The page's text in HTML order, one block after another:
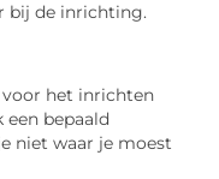
bij de inrichting.
voor het inrichten
een bepaald
niet waar je moest